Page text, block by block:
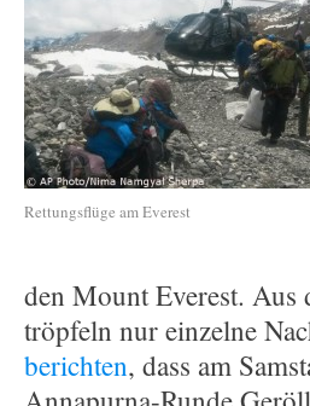
Rettungsflüge am Everest
den Mount Everest. Aus
tröpfeln nur einzelne
berichten, dass am